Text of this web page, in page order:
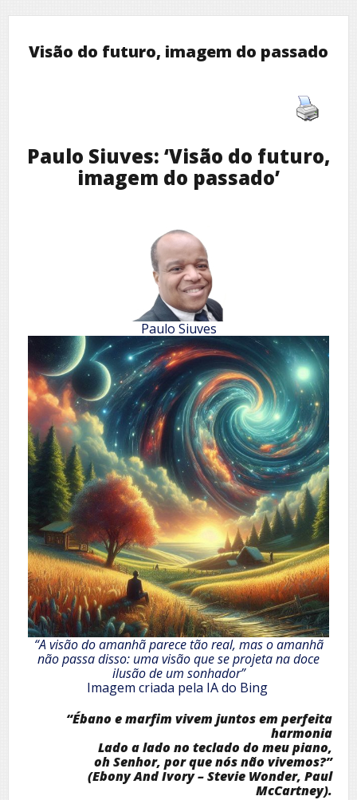
Visão do futuro, imagem do passado
Paulo Siuves: ‘Visão do futuro,
imagem do passado’
Paulo Siuves
“A visão do amanhã parece tão real, mas o amanhã
não passa disso: uma visão que se projeta na doce
ilusão de um sonhador”
Imagem criada pela IA do Bing
“Ébano e marfim vivem juntos em perfeita
harmonia
Lado a lado no teclado do meu piano,
oh Senhor, por que nós não vivemos?”
(Ebony And Ivory – Stevie Wonder, Paul
McCartney).